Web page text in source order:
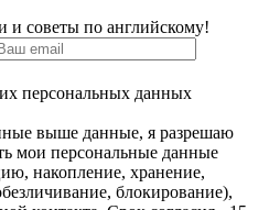
и советы по английскому!
персональных данных
выше данные, я разрешаю
мои персональные данные
накопление, хранение,
блокирование),